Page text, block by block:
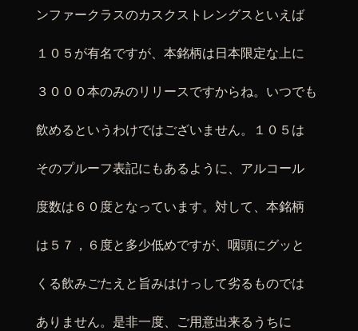
ンファークラスのカスクストレングスといえば
１０５が有名ですが、本銘柄は日本限定な上に
３０００本のみのリリースですからね。いつでも
飲めるというわけではございません。１０５は
そのプルーフ表記にもあるように、アルコール
度数は６０度となっています。対して、本銘柄
は５７，６度と多少低めですが、咽頭にグッと
くる飲みごたえと旨みはけっして劣るものでは
ありません。是非一度、ご用意出来るうちに